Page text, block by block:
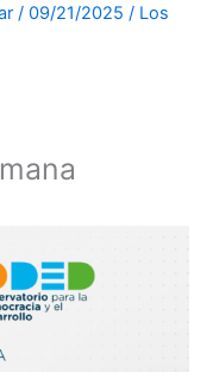
/ 09/21/2025 / Los